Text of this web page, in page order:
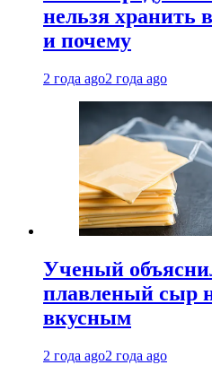
нельзя хранить
и почему
2 года ago2 года ago
Ученый
плавленый сыр
вкусным
2 года ago2 года ago